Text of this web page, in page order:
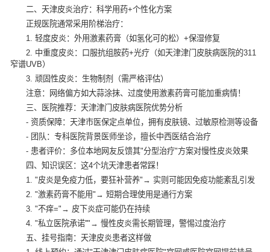
二、天津皮炎治疗：科学用药+个性化方案
正规医院通常采用阶梯治疗：
1. 轻度皮炎：外用激素药膏（如氢化可的松）+保湿修复
2. 中重度皮炎：口服抗组胺药+光疗（如天津津门皮肤病医院的311
窄谱UVB）
3. 顽固性皮炎：生物制剂（需严格评估）
注意：网络偏方如大蒜涂抹、过度使用激素药膏可能加重病情！
三、医院推荐：天津津门皮肤病医院优势分析
- 资质保障：天津市医保定点单位，拥有皮肤镜、过敏原检测等设备
- 团队：专科医院背景医师坐诊，擅长中西医结合治疗
- 患者评价：多位本地网友反馈其"分型治疗"方案对慢性皮炎效果
四、知识误区：这4个坑天津患者常踩！
1. "皮炎是免疫力低，要狂补营养"→ 实则可能因免疫功能紊乱引发
2. "激素药膏不能用"→ 短期合理使用是通行方案
3. "不痒="→ 皮下炎症可能仍在持续
4. "私立医院承诺''"→ 慢性皮炎需长期管理，警惕过度治疗
五、挂号指南：天津皮炎患者这样做